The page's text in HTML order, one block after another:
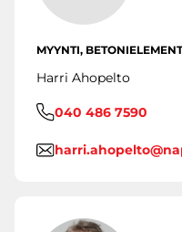
MYYNTI,
Harri Ahopelto
040 486 7590